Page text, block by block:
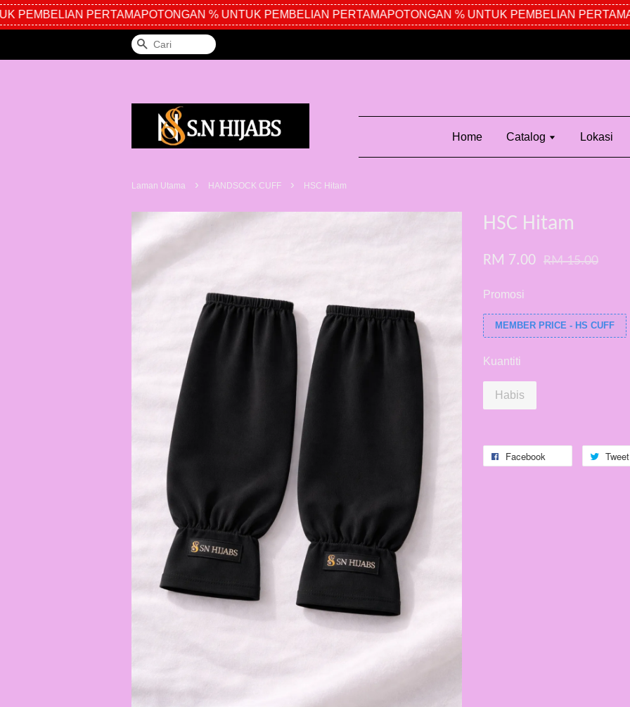
PERTAMAPOTONGAN % UNTUK PEMBELIAN PERTAMAPOTONGAN % UNTUK PEMBELIAN PERTAMA
Cari
Home Catalog Lokasi
Laman Utama › HANDSOCK CUFF › HSC Hitam
HSC Hitam
RM 7.00 RM 15.00
Promosi
MEMBER PRICE - HS CUFF
Kuantiti
Habis
Facebook Tweet